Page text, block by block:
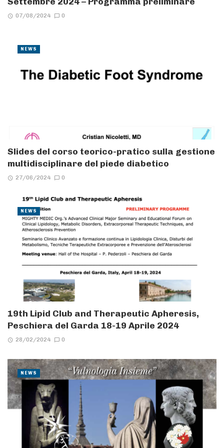
07/08/2024 0
Slides del corso teorico-pratico sulla gestione
multidisciplinare del piede diabetico
27/06/2024 0
NEWS
19th Lipid Club and Therapeutic Apheresis,
Peschiera del Garda 18-19 Aprile 2024
28/02/2024 0
NEWS
NEWS